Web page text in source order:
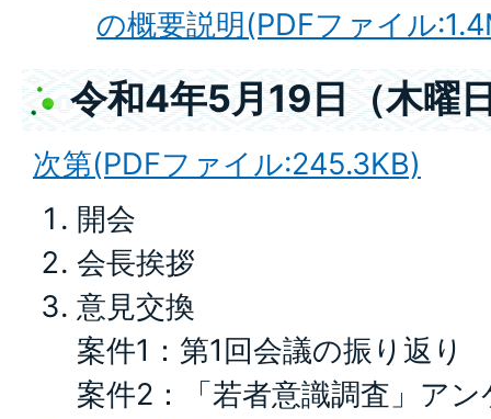
の概要説明(PDFファイル
令和4年5月19日（木曜
次第(PDFファイル:245.3KB)
開会
会長挨拶
意見交換
案件1：第1回会議の振り返り
案件2：「若者意識調査」ア